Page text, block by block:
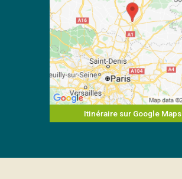
Itinéraire sur Google Maps